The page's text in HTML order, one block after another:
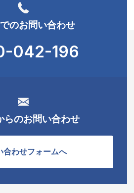
のお問い合わせ
042-196
らのお問い合わせ
合わせフォームへ